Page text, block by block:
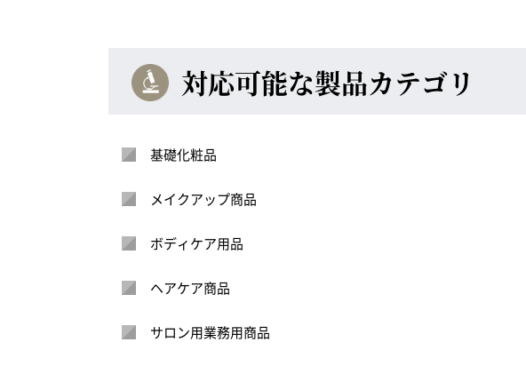
対応可能な製品カテゴリ
基礎化粧品
メイクアップ商品
ボディケア用品
ヘアケア商品
サロン用業務用商品